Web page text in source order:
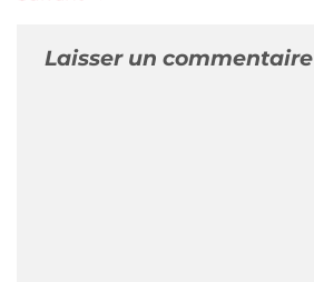
Laisser un commentaire